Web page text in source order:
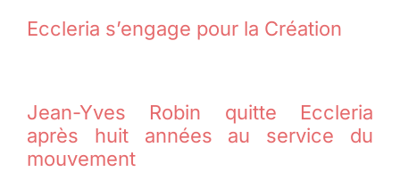
Eccleria s’engage pour la Création
Jean-Yves Robin quitte Eccleria
après huit années au service du
mouvement